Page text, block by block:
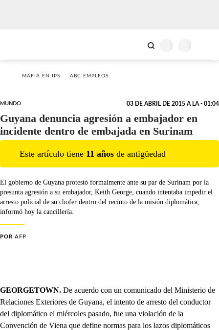
MAFIA EN IPS ABC EMPLEOS
MUNDO 03 DE ABRIL DE 2015 A LA - 01:04
Guyana denuncia agresión a embajador en
incidente dentro de embajada en Surinam
Este artículo tiene 11 años de antigüedad
El gobierno de Guyana protestó formalmente ante su par de Surinam por la
presunta agresión a su embajador, Keith George, cuando intentaba impedir el
arresto policial de su chofer dentro del recinto de la misión diplomática,
informó hoy la cancillería.
POR AFP
GEORGETOWN. De acuerdo con un comunicado del Ministerio de
Relaciones Exteriores de Guyana, el intento de arresto del conductor
del diplomático el miércoles pasado, fue una violación de la
Convención de Viena que define normas para los lazos diplomáticos